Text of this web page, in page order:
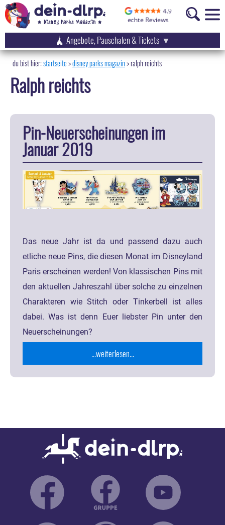
Angebote, Pauschalen & Tickets
startseite disney parks magazin>ralph reichts
Ralph reichts
Pin-Neuerscheinungen im
Januar 2019
Das neue Jahr ist da und passend dazu auch
etliche neue Pins, die diesen Monat im Disneyland
Paris erscheinen werden! Von klassischen Pins mit
den aktuellen Jahreszahl über solche zu einzelnen
Charakteren wie Stitch oder Tinkerbell ist alles
dabei. Was ist denn Euer liebster Pin unter den
Neuerscheinungen?
...weiterlesen...